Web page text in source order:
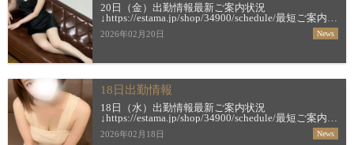
20日（金）出勤情報最新ご案内状況
↓https://estama.jp/shop/34900/schedule/最短ご案内時
間＆お店からの新着メッセージ
↓https://estama.jp/shop/34900/【すすき […]
2026年02月20日 News
18日出勤情報
18日（水）出勤情報最新ご案内状況
↓https://estama.jp/shop/34900/schedule/最短ご案内時
間＆お店からの新着メッセージ
↓https://estama.jp/shop/34900/【すすき […]
2026年02月18日 News